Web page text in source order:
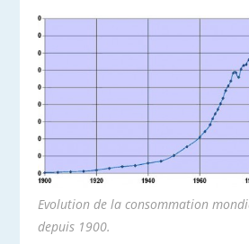
Evolution de la consommation
depuis 1900.